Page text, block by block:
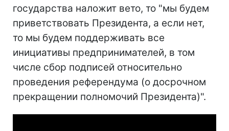
государства наложит вето, то "мы будем
приветствовать Президента, а если нет,
то мы будем поддерживать все
инициативы предпринимателей, в том
числе сбор подписей относительно
проведения референдума (о досрочном
прекращении полномочий Президента)".